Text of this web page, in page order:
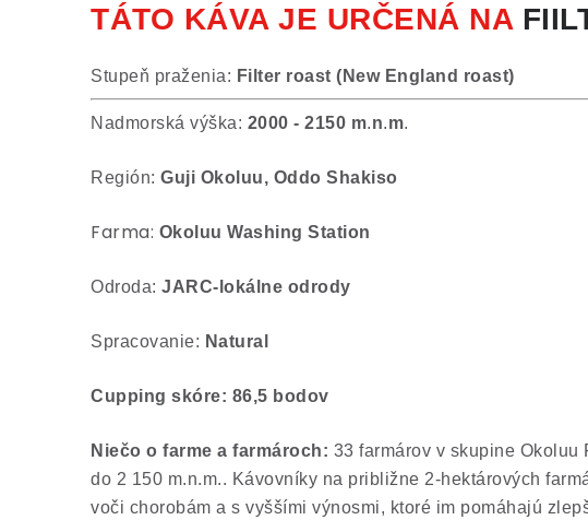
TÁTO KÁVA JE URČENÁ NA
Stupeň praženia: Filter roast (New England roast)
Nadmorská výška: 2000 - 2150 m.n.m.
Región: Guji Okoluu, Oddo Shakiso
Farma: Okoluu Washing Station
Odroda: JARC-lokálne odrody
Spracovanie: Natural
Cupping skóre: 86,5 bodov
Niečo o farme a farmároch: 33 farmárov v skupine
do 2 150 m.n.m.. Kávovníky na približne 2-hektárových
voči chorobám a s vyššími výnosmi, ktoré im pomáhajú